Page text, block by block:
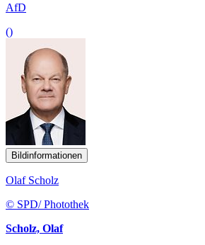
AfD
()
Bildinformationen
Olaf Scholz
© SPD/ Photothek
Scholz, Olaf